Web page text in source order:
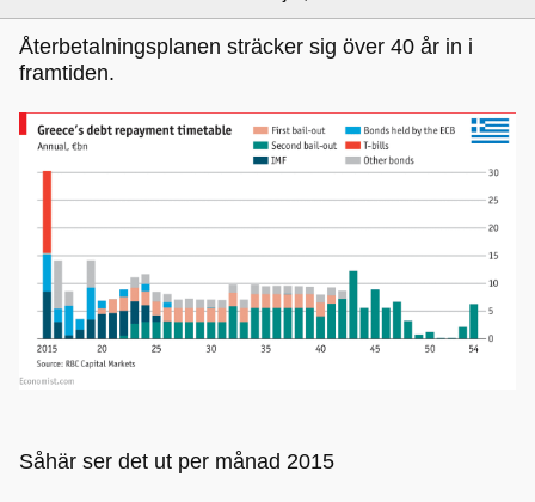
Återbetalningsplanen sträcker sig över 40 år in i
framtiden.
Såhär ser det ut per månad 2015